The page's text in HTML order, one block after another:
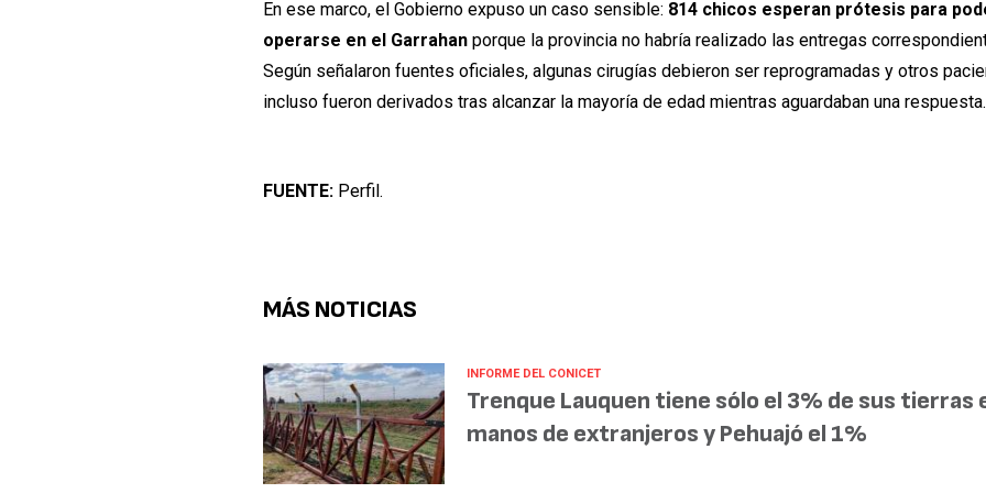
En ese marco, el Gobierno expuso un caso sensible: 814 chicos esperan prótesis para
operarse en el Garrahan porque la provincia no habría realizado las entregas
Según señalaron fuentes oficiales, algunas cirugías debieron ser reprogramadas y otros
incluso fueron derivados tras alcanzar la mayoría de edad mientras aguardaban una respuesta.
FUENTE: Perfil.
MÁS NOTICIAS
INFORME DEL CONICET
Trenque Lauquen tiene sólo el 3% de sus tierras
manos de extranjeros y Pehuajó el 1%